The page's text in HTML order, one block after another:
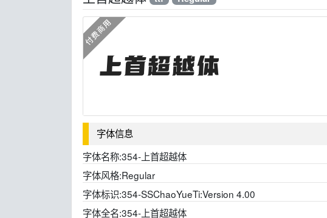
字体信息
字体名称:354-上首超越体
字体风格:Regular
字体标识:354-SSChaoYueTi:Version 4.00
字体全名:354-上首超越体